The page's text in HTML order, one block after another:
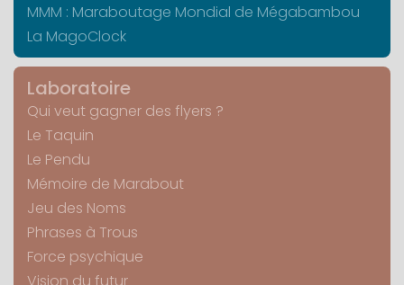
MMM : Maraboutage Mondial de Mégabambou
La MagoClock
Laboratoire
Qui veut gagner des flyers ?
Le Taquin
Le Pendu
Mémoire de Marabout
Jeu des Noms
Phrases à Trous
Force psychique